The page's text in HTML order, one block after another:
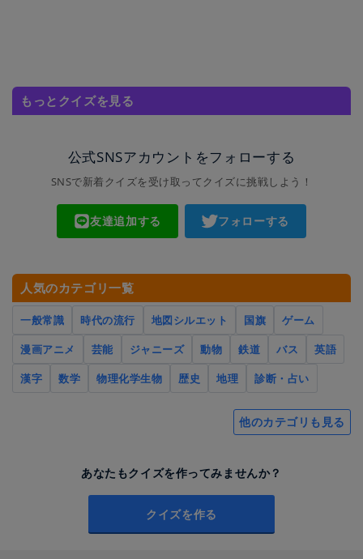
もっとクイズを見る
公式SNSアカウントをフォローする
SNSで新着クイズを受け取ってクイズに挑戦しよう！
友達追加する フォローする
人気のカテゴリ一覧
一般常識 時代の流行 地図シルエット 国旗
ゲーム
漫画アニメ
芸能 ジャニーズ 動物 鉄道 バス
英語
漢字
数学 物理化学生物 歴史 地理 診断・占い
他のカテゴリも見る
あなたもクイズを作ってみませんか？
クイズを作る